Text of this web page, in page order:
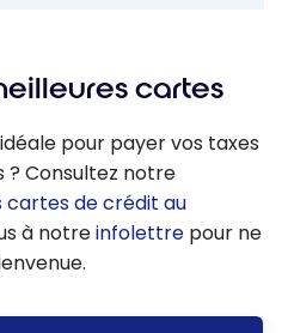
cartes
pour payer vos taxes
Consultez notre
cartes de crédit au
à notreinfolettre pour ne